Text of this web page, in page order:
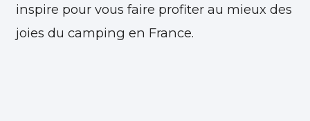
inspire pour vous faire profiter au mieux des
joies du camping en France.